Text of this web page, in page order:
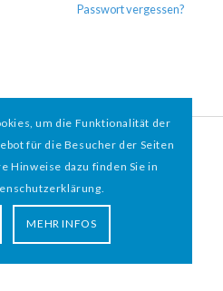
Passwort vergessen?
| WEBDESIGN BY WEBIGAMI
um die Funktionalität der
für die Besucher der Seiten
Hinweise dazu finden Sie in
MEHR INFOS